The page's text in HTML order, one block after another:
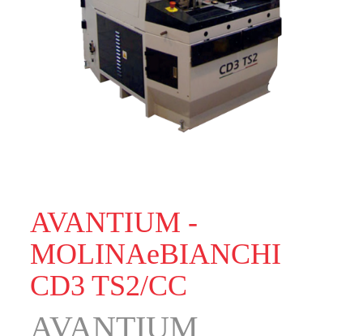
AVANTIUM -
MOLINAeBIANCHI
CD3 TS2/CC
AVANTIUM